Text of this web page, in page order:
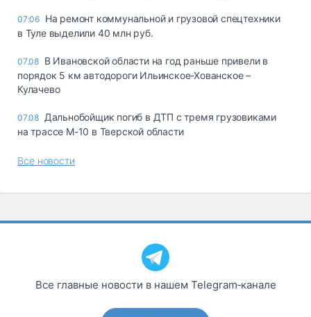
07:06 На ремонт коммунальной и грузовой спецтехники
в Туле выделили 40 млн руб.
07.08 В Ивановской области на год раньше привели в
порядок 5 км автодороги Ильинское-Хованское –
Кулачево
07.08 Дальнобойщик погиб в ДТП с тремя грузовиками
на трассе М-10 в Тверской области
Все новости
Все главные новости в нашем Telegram‑канале